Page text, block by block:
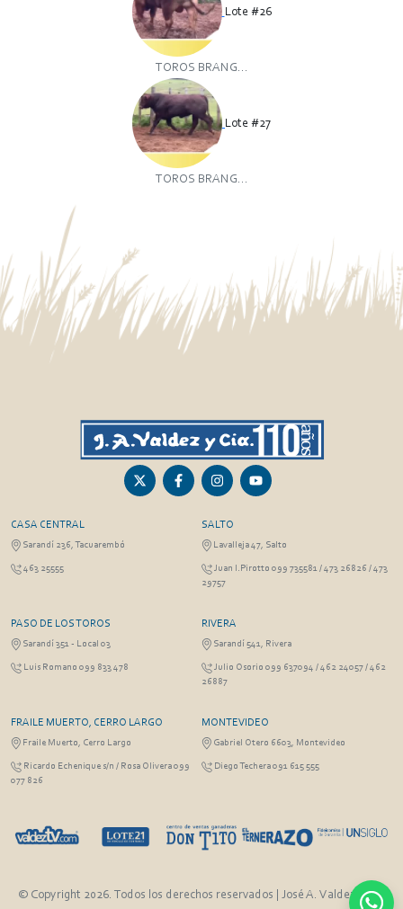
Lote #26
TOROS BRANG...
Lote #27
TOROS BRANG...
CASA CENTRAL
Sarandí 236, Tacuarembó
463 25555
SALTO
Lavalleja 47, Salto
Juan I.Pirotto 099 735581 / 473 26826 / 473
29757
PASO DE LOS TOROS
Sarandí 351 - Local 03
Luis Romano 099 833 478
RIVERA
Sarandí 541, Rivera
Julio Osorio 099 637094 / 462 24057 / 462
26887
FRAILE MUERTO, CERRO LARGO
Fraile Muerto, Cerro Largo
Ricardo Echenique s/n / Rosa Olivera 099
077 826
MONTEVIDEO
Gabriel Otero 6603, Montevideo
Diego Techera 091 615 555
© Copyright 2026. Todos los derechos reservados | José A. Valdez y Cía.